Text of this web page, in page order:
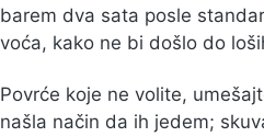
barem dva sata posle
voća, kako ne bi došlo do
Povrće koje ne volite,
našla način da ih jedem;